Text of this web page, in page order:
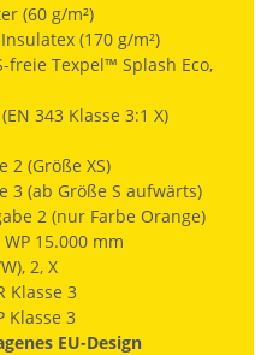
(60 g/m²)
(170 g/m²)
freie Texpel™ Splash Eco,
343 Klasse 3:1 X)
2 (Größe XS)
3 (ab Größe S aufwärts)
2 (nur Farbe Orange)
15.000 mm
2, X
Klasse 3
Klasse 3
EU-Design